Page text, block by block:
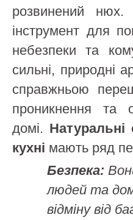
розвинений нюх.
інструмент для
небезпеки та
сильні, природні
справжньою
проникнення та
домі. Натуральні
кухні мають ряд
Безпека:
людей та
відміну від